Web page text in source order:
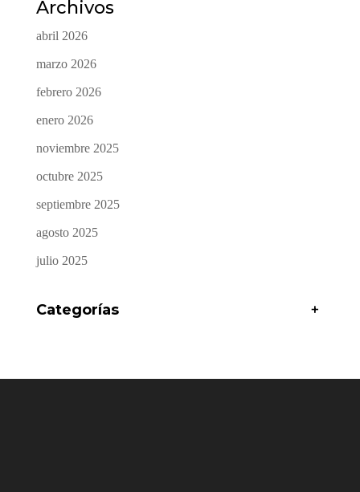
Archivos
abril 2026
marzo 2026
febrero 2026
enero 2026
noviembre 2025
octubre 2025
septiembre 2025
agosto 2025
julio 2025
Categorías +